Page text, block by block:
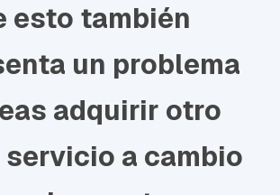
esto también
un problema
adquirir otro
servicio a cambio